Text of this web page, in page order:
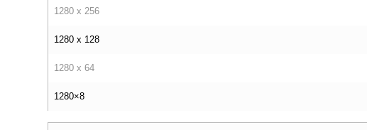
1280 x 256
1280 x 128
1280 x 64
1280×8